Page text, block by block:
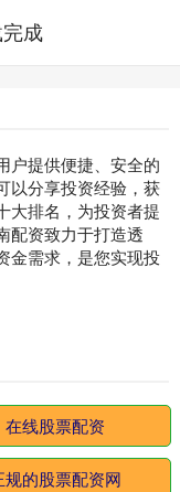
成
户提供便捷、安全的
以分享投资经验，获
大排名，为投资者提
配资致力于打造透
金需求，是您实现投
在线股票配资
规的股票配资网